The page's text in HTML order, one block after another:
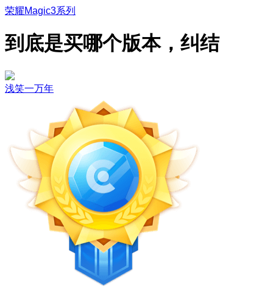
荣耀Magic3系列
到底是买哪个版本，纠结
浅笑一万年